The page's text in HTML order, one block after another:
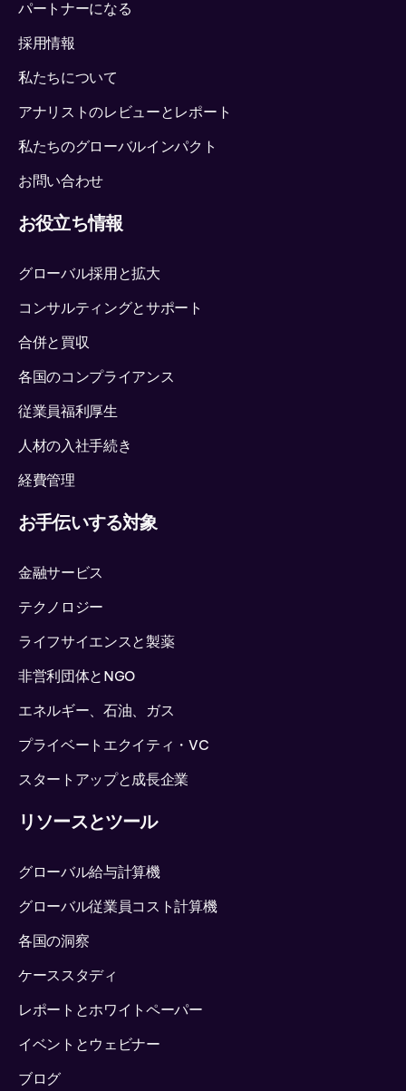
パートナーになる
採用情報
私たちについて
アナリストのレビューとレポート
私たちのグローバルインパクト
お問い合わせ
お役立ち情報
グローバル採用と拡大
コンサルティングとサポート
合併と買収
各国のコンプライアンス
従業員福利厚生
人材の入社手続き
経費管理
お手伝いする対象
金融サービス
テクノロジー
ライフサイエンスと製薬
非営利団体とNGO
エネルギー、石油、ガス
プライベートエクイティ・VC
スタートアップと成長企業
リソースとツール
グローバル給与計算機
グローバル従業員コスト計算機
各国の洞察
ケーススタディ
レポートとホワイトペーパー
イベントとウェビナー
ブログ